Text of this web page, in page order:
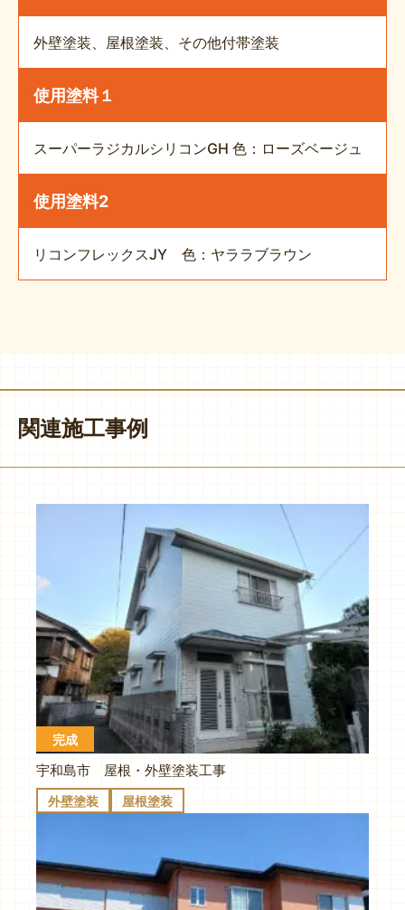
外壁塗装、屋根塗装、その他付帯塗装
使用塗料１
スーパーラジカルシリコンGH 色：ローズベージュ
使用塗料2
リコンフレックスJY 色：ヤララブラウン
関連施工事例
完成
宇和島市 屋根・外壁塗装工事
外壁塗装 屋根塗装